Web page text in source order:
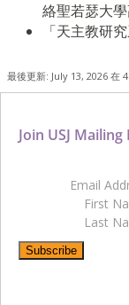
絡聖若瑟大
「天主教研
最後更新: July 13, 2026 在
Join USJ Mailing
Email
First
Last